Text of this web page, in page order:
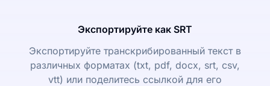
Экспортируйте как SRT
Экспортируйте транскрибированный текст в
различных форматах (txt, pdf, docx, srt, csv,
vtt) или поделитесь ссылкой для его